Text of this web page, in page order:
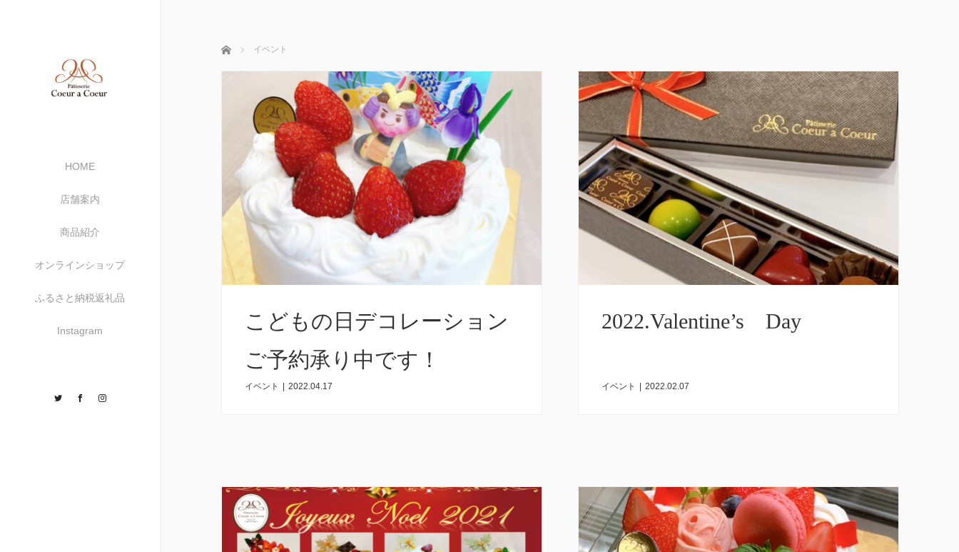
HOME
店舗案内
商品紹介
オンラインショップ
ふるさと納税返礼品
Instagram
TwitterFacebook
ホーム イベント
こどもの日デコレーション
ご予約承り中です！
イベント | 2022.04.17
2022.Valentine’s Day
イベント | 2022.02.07